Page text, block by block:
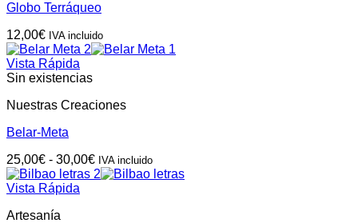
Globo Terráqueo
12,00€ IVA incluido
Vista Rápida
Sin existencias
Nuestras Creaciones
Belar-Meta
25,00€ - 30,00€Rango
de
IVA incluido
Vista Rápida
Artesanía